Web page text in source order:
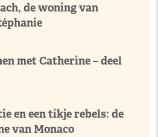
de woning van
met Catherine – deel
en een tikje rebels: de
van Monaco